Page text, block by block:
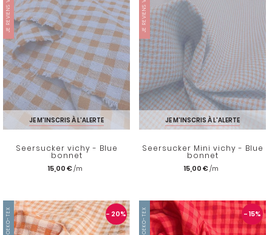
JE REVIENS VITE
JE M'INSCRIS À L'ALERTE
Seersucker vichy - Blue
bonnet
15,00 €
JE REVIENS VITE
JE M'INSCRIS À L'ALERTE
Seersucker Mini vichy - Blue
bonnet
15,00 €
OEKO-TEX - 20% OEKO-TEX - 15%